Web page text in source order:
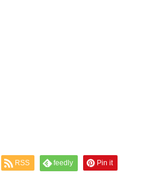
RSS feedly Pin it